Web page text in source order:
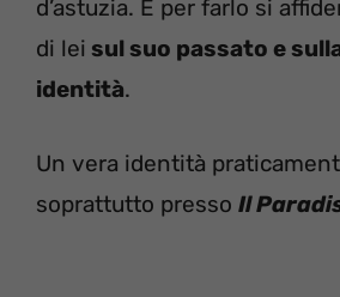
d’astuzia. E per farlo si
di lei sul suo passato e
identità.
Un vera identità
soprattutto presso Il